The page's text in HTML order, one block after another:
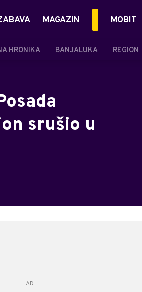
HRONIKA BANJALUKA REGION
MAGAZIN MOBIT
srušio u